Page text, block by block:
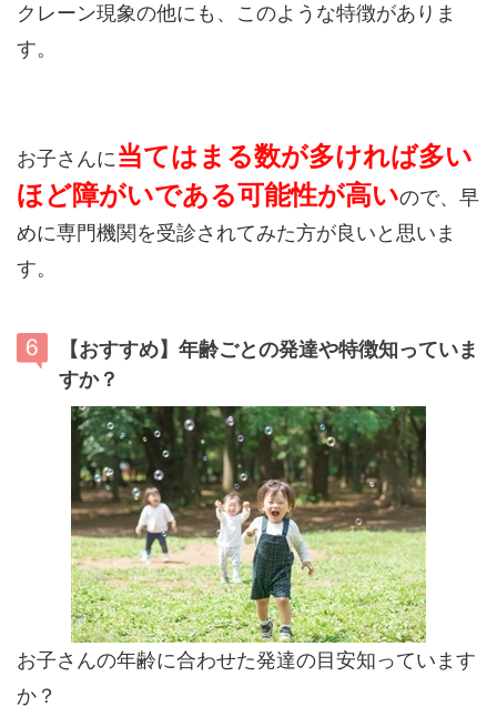
クレーン現象の他にも、このような特徴がありま
す。
お子さんに 当てはまる数が多ければ多い
ほど障がいである可能性が高いので、早
めに専門機関を受診されてみた方が良いと思いま
す。
【おすすめ】年齢ごとの発達や特徴知っていま
すか？
お子さんの年齢に合わせた発達の目安知っています
か？